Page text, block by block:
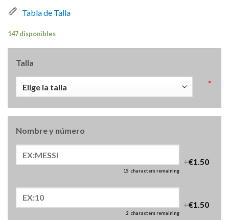
Tabla de Talla
147 disponibles
Talla
*
Nombre y número
15 characters remaining
+€1.50
2 characters remaining
+€1.50